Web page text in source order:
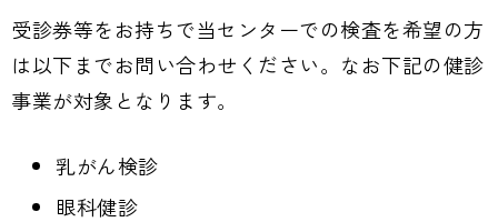
受診券等をお持ちで当センターでの検査を希望の方
は以下までお問い合わせください。なお下記の健診
事業が対象となります。
乳がん検診
眼科健診